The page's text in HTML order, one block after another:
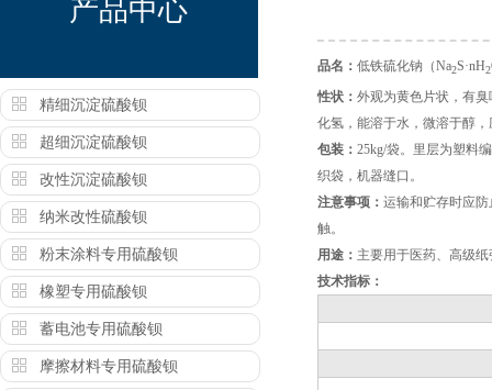
产品中心
精细沉淀硫酸钡
超细沉淀硫酸钡
改性沉淀硫酸钡
纳米改性硫酸钡
粉末涂料专用硫酸钡
橡塑专用硫酸钡
蓄电池专用硫酸钡
摩擦材料专用硫酸钡
品名： 低铁硫化钠（Na2S·nH2
性状： 外观为黄色片状，有
化氢，能溶于水，微溶于醇
包装： 25kg/袋。里层为塑料
织袋，机器缝口。
注意事项： 运输和贮存时应
触。
用途： 主要用于医药、高级
技术指标：